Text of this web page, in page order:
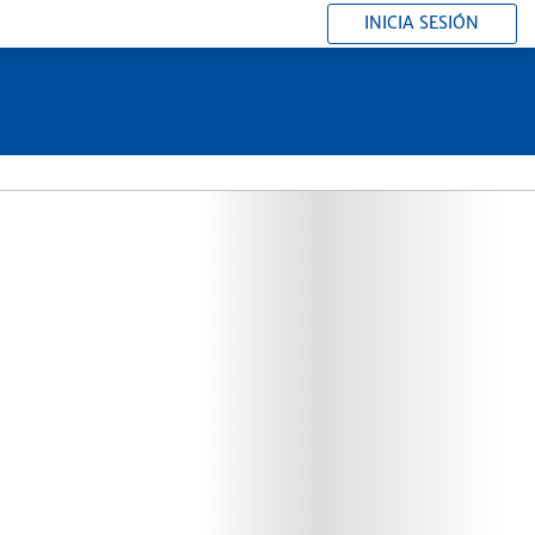
INICIA SESIÓN